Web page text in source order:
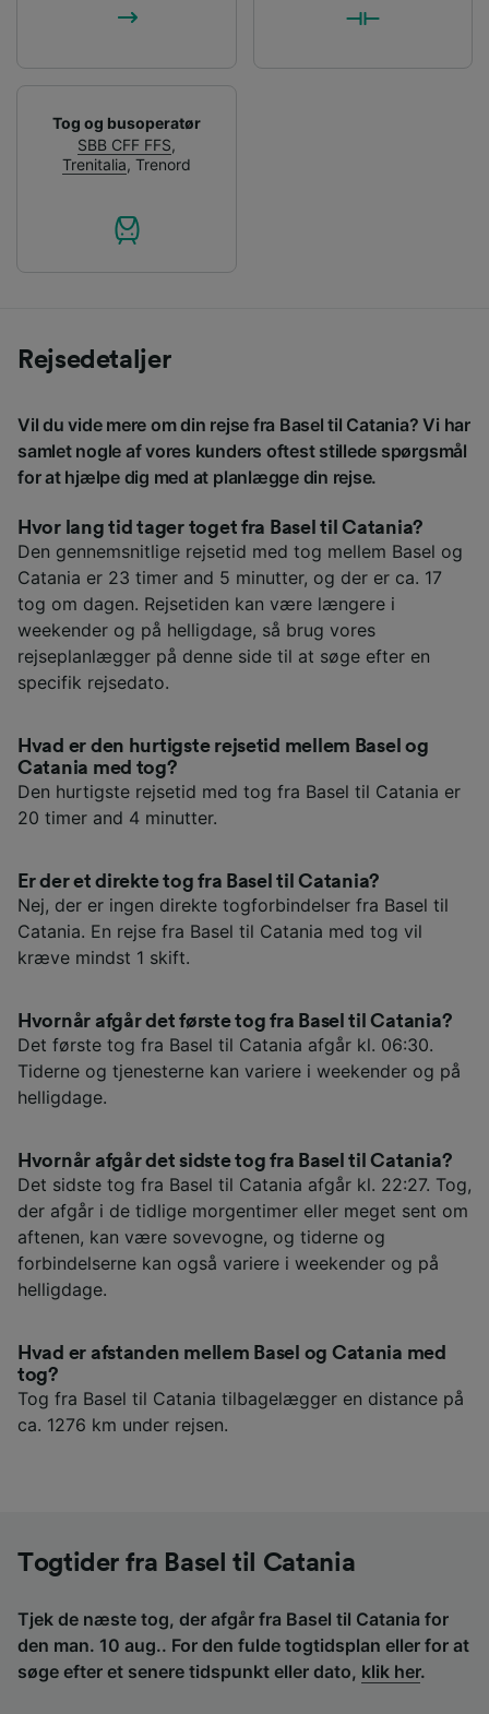
Tog og busoperatør
SBB CFF FFS,
Trenitalia, Trenord
Rejsedetaljer
Vil du vide mere om din rejse fra Basel til Catania? Vi har
samlet nogle af vores kunders oftest stillede spørgsmål
for at hjælpe dig med at planlægge din rejse.
Hvor lang tid tager toget fra Basel til Catania?
Den gennemsnitlige rejsetid med tog mellem Basel og
Catania er 23 timer and 5 minutter, og der er ca. 17
tog om dagen. Rejsetiden kan være længere i
weekender og på helligdage, så brug vores
rejseplanlægger på denne side til at søge efter en
specifik rejsedato.
Hvad er den hurtigste rejsetid mellem Basel og
Catania med tog?
Den hurtigste rejsetid med tog fra Basel til Catania er
20 timer and 4 minutter.
Er der et direkte tog fra Basel til Catania?
Nej, der er ingen direkte togforbindelser fra Basel til
Catania. En rejse fra Basel til Catania med tog vil
kræve mindst 1 skift.
Hvornår afgår det første tog fra Basel til Catania?
Det første tog fra Basel til Catania afgår kl. 06:30.
Tiderne og tjenesterne kan variere i weekender og på
helligdage.
Hvornår afgår det sidste tog fra Basel til Catania?
Det sidste tog fra Basel til Catania afgår kl. 22:27. Tog,
der afgår i de tidlige morgentimer eller meget sent om
aftenen, kan være sovevogne, og tiderne og
forbindelserne kan også variere i weekender og på
helligdage.
Hvad er afstanden mellem Basel og Catania med
tog?
Tog fra Basel til Catania tilbagelægger en distance på
ca. 1276 km under rejsen.
Togtider fra Basel til Catania
Tjek de næste tog, der afgår fra Basel til Catania for
den man. 10 aug.. For den fulde togtidsplan eller for at
søge efter et senere tidspunkt eller dato, klik her.